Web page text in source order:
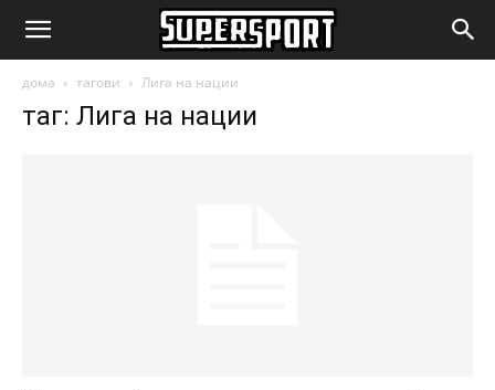
SuperSport.mk
дома тагови Лига на нации
таг: Лига на нации